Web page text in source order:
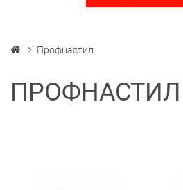
Профнастил
ПРОФНАСТИЛ